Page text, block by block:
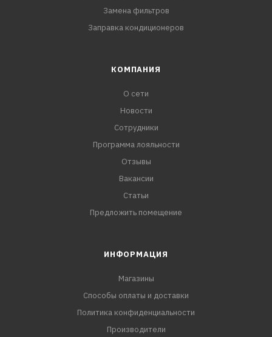
Замена фильтров
Заправка кондиционеров
КОМПАНИЯ
О сети
Новости
Сотрудники
Программа лояльности
Отзывы
Вакансии
Статьи
Предложить помещение
ИНФОРМАЦИЯ
Магазины
Способы оплаты и доставки
Политика конфиденциальности
Производители